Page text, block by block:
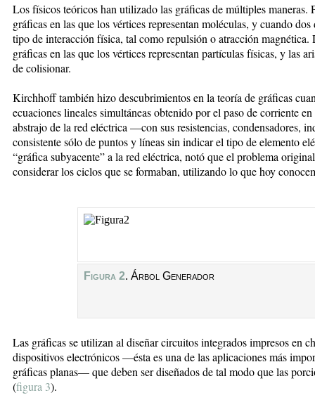
Los físicos teóricos han utilizado las gráficas de múltiples maneras.
gráficas en las que los vértices representan moléculas, y cuando
tipo de interacción física, tal como repulsión o atracción magnética.
gráficas en las que los vértices representan partículas físicas, y las
de colisionar.
Kirchhoff también hizo descubrimientos en la teoría de gráficas
ecuaciones lineales simultáneas obtenido por el paso de corriente
abstrajo de la red eléctrica —con sus resistencias, condensadores,
consistente sólo de puntos y líneas sin indicar el tipo de elemento
“gráfica subyacente” a la red eléctrica, notó que el problema
considerar los ciclos que se formaban, utilizando lo que hoy
Figura 2. Árbol Generador
Las gráficas se utilizan al diseñar circuitos integrados impresos en
dispositivos electrónicos —ésta es una de las aplicaciones más
gráficas planas— que deben ser diseñados de tal modo que las
(figura 3).